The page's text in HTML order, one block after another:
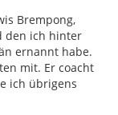
Brempong,
den ich hinter
ernannt habe.
mit. Er coacht
ich übrigens